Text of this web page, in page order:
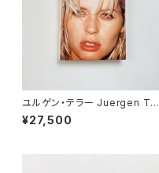
ユルゲン・テラー Juergen Tel
ler | Juergen Teller
¥27,500